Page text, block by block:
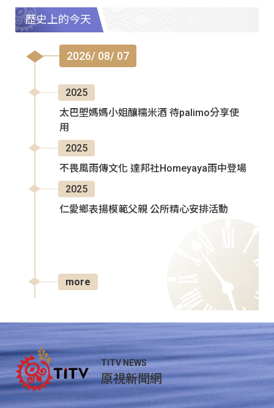
歷史上的今天
2026/ 08/ 07
2025
太巴塱媽媽小姐釀糯米酒 待palimo分享使
用
2025
不畏風雨傳文化 達邦社Homeyaya雨中登場
2025
仁愛鄉表揚模範父親 公所精心安排活動
more
TITV NEWS
原視新聞網